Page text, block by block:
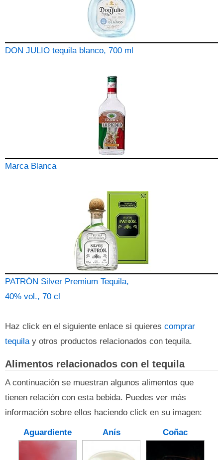
DON JULIO tequila blanco, 700 ml
Marca Blanca
PATRÓN Silver Premium Tequila,
40% vol., 70 cl
Haz click en el siguiente enlace si quieres comprar
tequilay otros productos relacionados con tequila.
Alimentos relacionados con el tequila
A continuación se muestran algunos alimentos que
tienen relación con esta bebida. Puedes ver más
información sobre ellos haciendo click en su imagen:
Aguardiente Anís Coñac